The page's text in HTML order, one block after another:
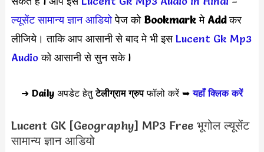
ल्यूसेंट सामान्य ज्ञान आडियोपेज को Bookmarkमे Addकर
लीजिये। ताकि आप आसानी से बाद मे भी इसLucent Gk Mp3
Audioको आसानी से सुन सके l
➜ Daily अपडेट हेतुटेलीग्राम ग्रुपफॉलो करें ➥यहाँ क्लिक करें
Lucent GK [Geography] MP3 Free भूगोल ल्यूसेंट
सामान्य ज्ञान आडियो